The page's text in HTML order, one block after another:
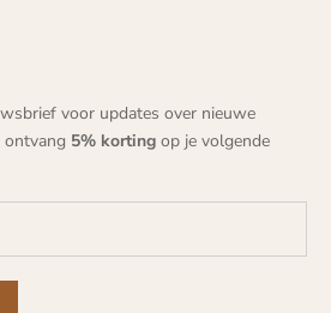
voor updates over nieuwe
ontvang 5% korting op je volgende